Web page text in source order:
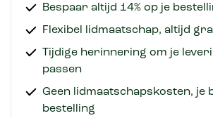
Bespaar altijd 14% op je
Flexibel lidmaatschap, altijd
Tijdige herinnering om je
passen
Geen lidmaatschapskosten, je
bestelling